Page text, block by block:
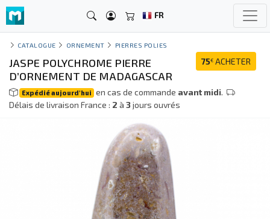
FR
CATALOGUE ORNEMENT PIERRES POLIES
75€ ACHETER
JASPE POLYCHROME PIERRE
D’ORNEMENT DE MADAGASCAR
Expédié aujourd'hui en cas de commande avant midi.
Délais de livraison France : 2 à 3jours ouvrés